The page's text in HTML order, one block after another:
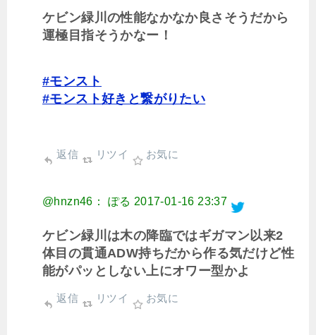
ケビン緑川の性能なかなか良さそうだから
運極目指そうかなー！
#モンスト
#モンスト好きと繋がりたい
返信 リツイ お気に
@hnzn46： ぽる 2017-01-16 23:37
ケビン緑川は木の降臨ではギガマン以来2
体目の貫通ADW持ちだから作る気だけど性
能がパッとしない上にオワー型かよ
返信 リツイ お気に